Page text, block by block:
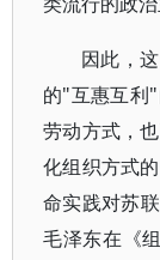
因此，
的"互惠互利
劳动方式，
化组织方式
命实践对苏
毛泽东在《